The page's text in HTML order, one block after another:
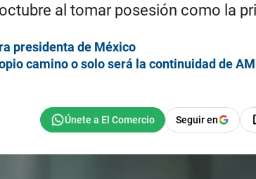
al tomar posesión como la
presidenta de México
camino o solo será la continuidad de
Seguir en